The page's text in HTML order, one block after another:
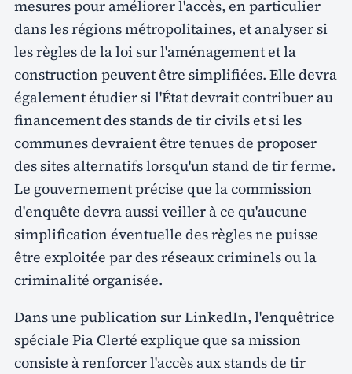
mesures pour améliorer l'accès, en particulier
dans les régions métropolitaines, et analyser si
les règles de la loi sur l'aménagement et la
construction peuvent être simplifiées. Elle devra
également étudier si l'État devrait contribuer au
financement des stands de tir civils et si les
communes devraient être tenues de proposer
des sites alternatifs lorsqu'un stand de tir ferme.
Le gouvernement précise que la commission
d'enquête devra aussi veiller à ce qu'aucune
simplification éventuelle des règles ne puisse
être exploitée par des réseaux criminels ou la
criminalité organisée.
Dans une publication sur LinkedIn, l'enquêtrice
spéciale Pia Clerté explique que sa mission
consiste à renforcer l'accès aux stands de tir